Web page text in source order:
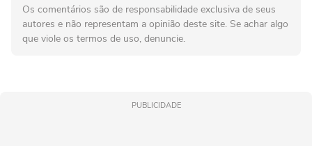
Os comentários são de responsabilidade exclusiva de seus
autores e não representam a opinião deste site. Se achar algo
que viole os termos de uso, denuncie.
PUBLICIDADE